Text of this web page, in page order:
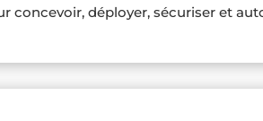
concevoir, déployer, sécuriser et